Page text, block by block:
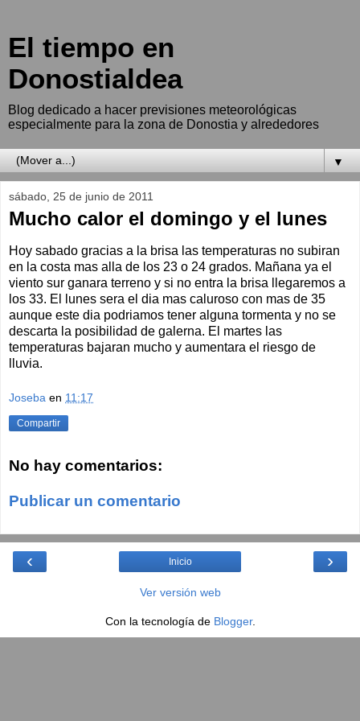
El tiempo en
Donostialdea
Blog dedicado a hacer previsiones meteorológicas
especialmente para la zona de Donostia y alrededores
▼
sábado, 25 de junio de 2011
Mucho calor el domingo y el lunes
Hoy sabado gracias a la brisa las temperaturas no subiran
en la costa mas alla de los 23 o 24 grados. Mañana ya el
viento sur ganara terreno y si no entra la brisa llegaremos a
los 33. El lunes sera el dia mas caluroso con mas de 35
aunque este dia podriamos tener alguna tormenta y no se
descarta la posibilidad de galerna. El martes las
temperaturas bajaran mucho y aumentara el riesgo de
lluvia.
Joseba en 11:17
Compartir
No hay comentarios:
Publicar un comentario
‹ ›
Inicio
Ver versión web
Con la tecnología de Blogger.